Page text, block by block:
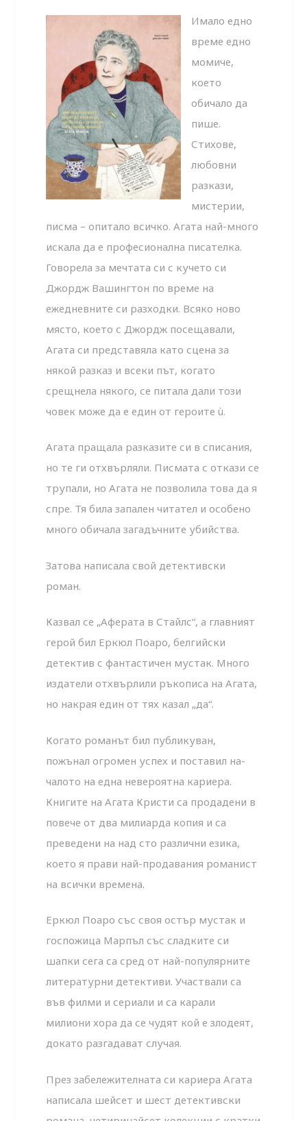
Имало едно
време едно
момиче,
което
обичало да
пише.
Стихове,
любовни
разкази,
мистерии,
писма – опитало всичко. Агата най-много
искала да е професионална писателка.
Говорела за мечтата си с кучето си
Джордж Вашингтон по време на
ежедневните си разходки. Всяко ново
място, което с Джордж посещавали,
Агата си представяла като сцена за
някой разказ и всеки път, когато
срещнела някого, се питала дали този
човек може да е един от героите ù.
Агата пращала разказите си в списания,
но те ги отхвърляли. Писмата с откази се
трупали, но Агата не позволила това да я
спре. Тя била запален читател и особено
много обичала загадъчните убийства.
Затова написала свой детективски
роман.
Казвал се „Аферата в Стайлс“, а главният
герой бил Еркюл Поаро, бел­гийски
детектив с фантастичен мустак. Много
издатели отхвърлили ръ­кописа на Агата,
но накрая един от тях казал „да“.
Когато романът бил публикуван,
пожънал огромен успех и поставил на­
чалото на една невероятна кариера.
Книгите на Агата Кристи са прода­дени в
повече от два милиарда копия и са
преведени на над сто различни езика,
което я прави най-продавания романист
на всички времена.
Еркюл Поаро със своя остър мустак и
госпожица Марпъл със сладки­те си
шапки сега са сред от най-популярните
литературни детективи. Участвали са
във филми и сериали и са карали
милиони хора да се чудят кой е злодеят,
докато разгадават случая.
През забележителната си кариера Агата
написала шейсет и шест де­тективски